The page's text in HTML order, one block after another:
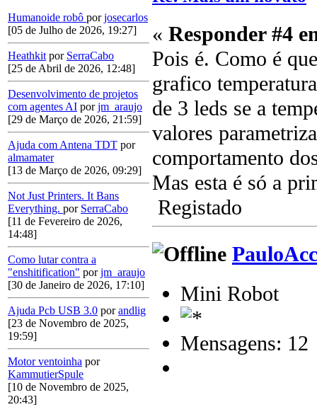
Humanoide robô porjosecarlos
[05 de Julho de 2026, 19:27]
Heathkit por SerraCabo
[25 de Abril de 2026, 12:48]
Desenvolvimento de projetos
com agentes AI porjm_araujo
[29 de Março de 2026, 21:59]
Ajuda com Antena TDT por
almamater
[13 de Março de 2026, 09:29]
Not Just Printers. It Bans
Everything. por SerraCabo
[11 de Fevereiro de 2026,
14:48]
Como lutar contra a
"enshitification" porjm_araujo
[30 de Janeiro de 2026, 17:10]
Ajuda Pcb USB 3.0 porandlig
[23 de Novembro de 2025,
19:59]
Motor ventoinha por
KammutierSpule
[10 de Novembro de 2025,
20:43]
« Responder #4
Pois é. Como é
grafico
de 3 leds se a
valores
comportamento
Mas esta é só a
Registado
Mini Robot
Mensagens: 12